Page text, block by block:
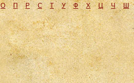
О П Р С Т У Ф Х Ц Ч Ш